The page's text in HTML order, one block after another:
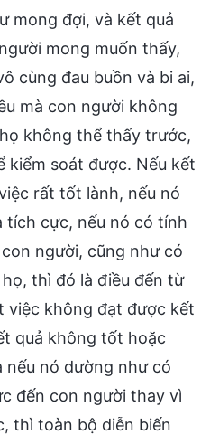
mong đợi, và kết quả
mong muốn thấy,
cùng đau buồn và bi ai,
mà con người không
không thể thấy trước,
kiểm soát được. Nếu kết
rất tốt lành, nếu nó
cực, nếu nó có tính
người, cũng như có
thì đó là điều đến từ
việc không đạt được kết
quả không tốt hoặc
nếu nó dường như có
đến con người thay vì
thì toàn bộ diễn biến